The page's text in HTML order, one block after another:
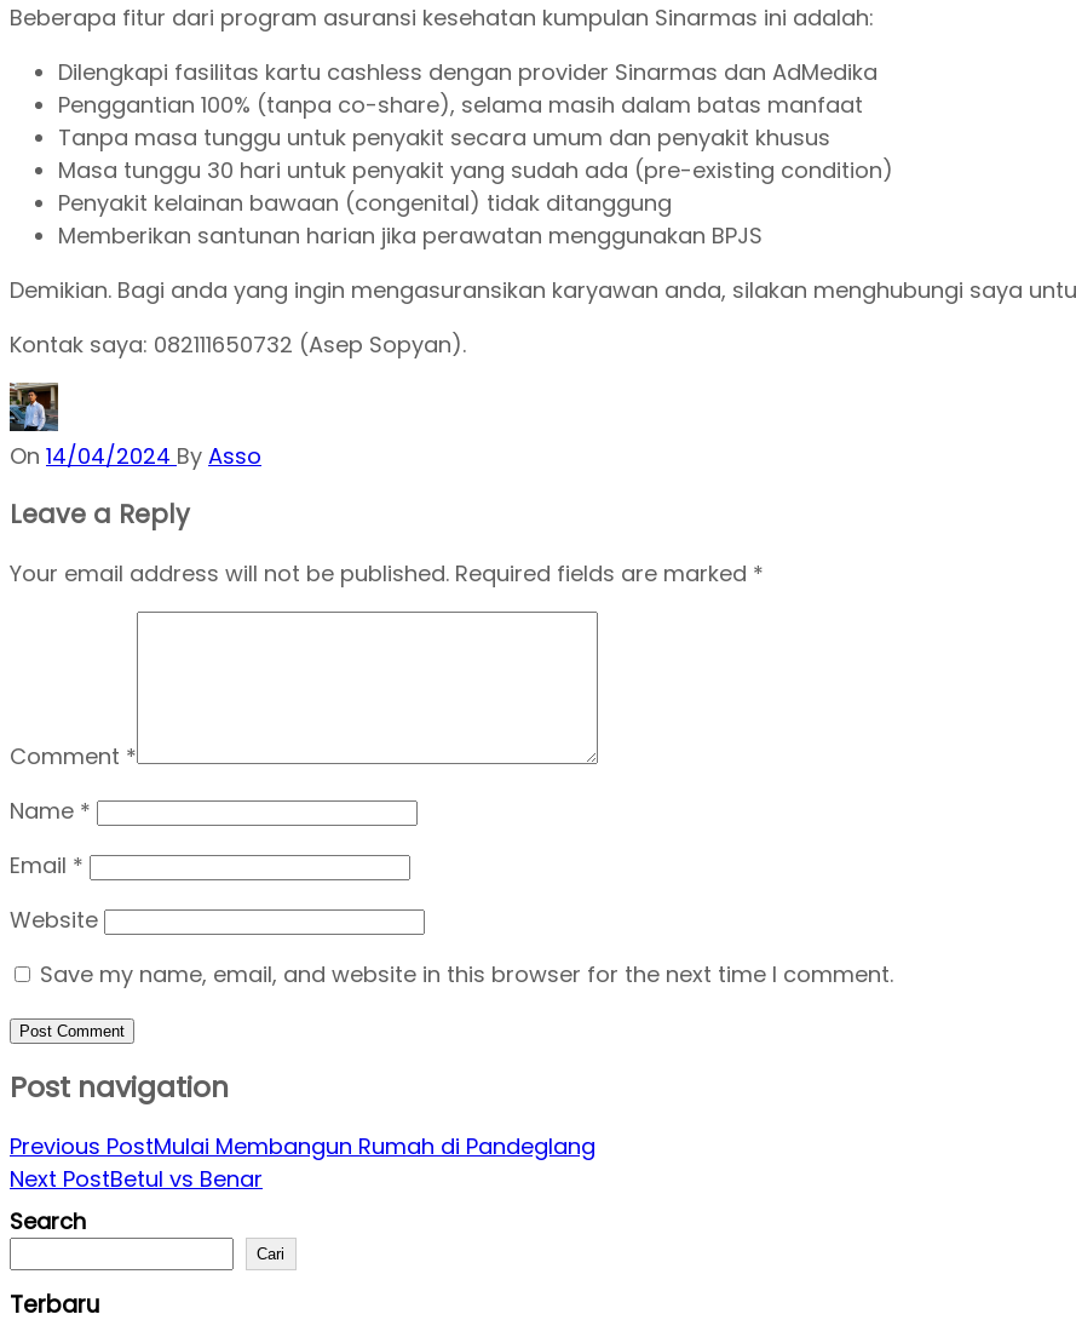
Beberapa fitur dari program asuransi kesehatan kumpulan Sinarmas ini adalah:
Dilengkapi fasilitas kartu cashless dengan provider Sinarmas dan AdMedika
Penggantian 100% (tanpa co-share), selama masih dalam batas manfaat
Tanpa masa tunggu untuk penyakit secara umum dan penyakit khusus
Masa tunggu 30 hari untuk penyakit yang sudah ada (pre-existing condition)
Penyakit kelainan bawaan (congenital) tidak ditanggung
Memberikan santunan harian jika perawatan menggunakan BPJS
Demikian. Bagi anda yang ingin mengasuransikan karyawan anda, silakan menghubungi saya
Kontak saya: 082111650732 (Asep Sopyan).
On 14/04/2024 By Asso
Leave a Reply
Your email address will not be published. Required fields are marked *
Comment *
Name *
Email *
Website
Save my name, email, and website in this browser for the next time I comment.
Post navigation
Previous PostMulai Membangun Rumah di Pandeglang
Next PostBetul vs Benar
Search
Cari
Terbaru